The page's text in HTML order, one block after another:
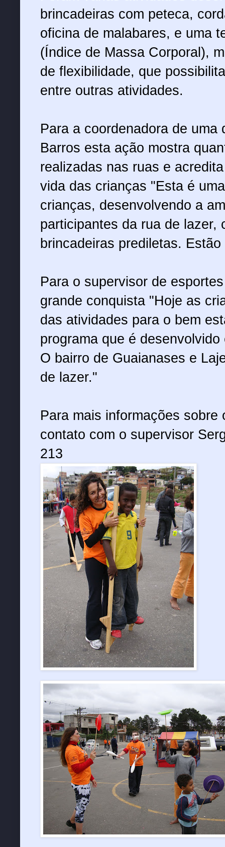
brincadeiras com peteca,
oficina de malabares, e uma
(Índice de Massa Corporal),
de flexibilidade, que
entre outras atividades.
Para a coordenadora de
Barros esta ação mostra
realizadas nas ruas e
vida das crianças "Esta é
crianças, desenvolvendo a
participantes da rua de lazer,
brincadeiras prediletas.
Para o supervisor de
grande conquista "Hoje as
das atividades para o bem
programa que é
O bairro de Guaianases e
de lazer."
Para mais informações
contato com o supervisor
213